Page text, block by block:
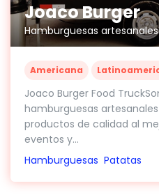
Joaco Burger
Hamburguesas artesanales
Americana
Joaco Burger Food
hamburguesas
productos de calidad al
eventos y...
Hamburguesas Patatas